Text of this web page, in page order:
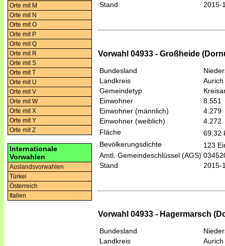
Orte mit M
Orte mit N
Orte mit O
Orte mit P
Orte mit Q
Orte mit R
Orte mit S
Orte mit T
Orte mit U
Orte mit V
Orte mit W
Orte mit X
Orte mit Y
Orte mit Z
Internationale
Vorwahlen
Auslandsvorwahlen
Türkei
Österreich
Italien
Stand
2015-
Vorwahl 04933 - Großheide
Bundesland
Landkreis
Aurich
Gemeindetyp
Einwohner
8.551
Einwohner (männlich)
4.279
Einwohner (weiblich)
4.272
Fläche
69,32
Bevölkerungsdichte
123
Amtl. Gemeindeschlüssel (AGS)
Stand
2015-
Vorwahl 04933 - Hagermarsch
Bundesland
Landkreis
Aurich